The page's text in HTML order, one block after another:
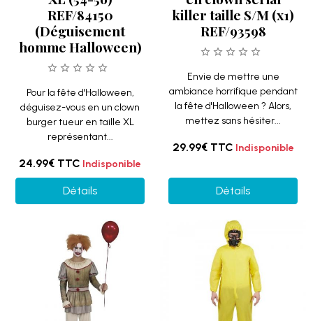
REF/84150
(Déguisement
homme Halloween)
Pour la fête d'Halloween,
déguisez-vous en un clown
burger tueur en taille XL
représentant...
24.99€ TTC Indisponible
Détails
killer taille S/M (x1)
REF/93598
Envie de mettre une
ambiance horrifique pendant
la fête d'Halloween ? Alors,
mettez sans hésiter...
29.99€ TTC Indisponible
Détails